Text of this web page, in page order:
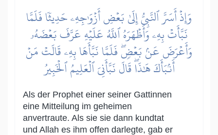
وَإِذۡ أَسَرَّ ٱلنَّبِيُّ إِلَىٰ بَعۡضِ أَزۡوَٰجِهِۦ حَدِيثٗا فَلَمَّا
نَبَّأَتۡ بِهِۦ وَأَظۡهَرَهُ ٱللَّهُ عَلَيۡهِ عَرَّفَ بَعۡضَهُۥ
وَأَعۡرَضَ عَنۢ بَعۡضٖۖ فَلَمَّا نَبَّأَهَا بِهِۦ قَالَتۡ مَنۡ
أَنۢبَأَكَ هَٰذَاۖ قَالَ نَبَّأَنِيَ ٱلۡعَلِيمُ ٱلۡخَبِيرُ
Als der Prophet einer seiner Gattinnen
eine Mitteilung im geheimen
anvertraute. Als sie sie dann kundtat
und Allah es ihm offen darlegte, gab er